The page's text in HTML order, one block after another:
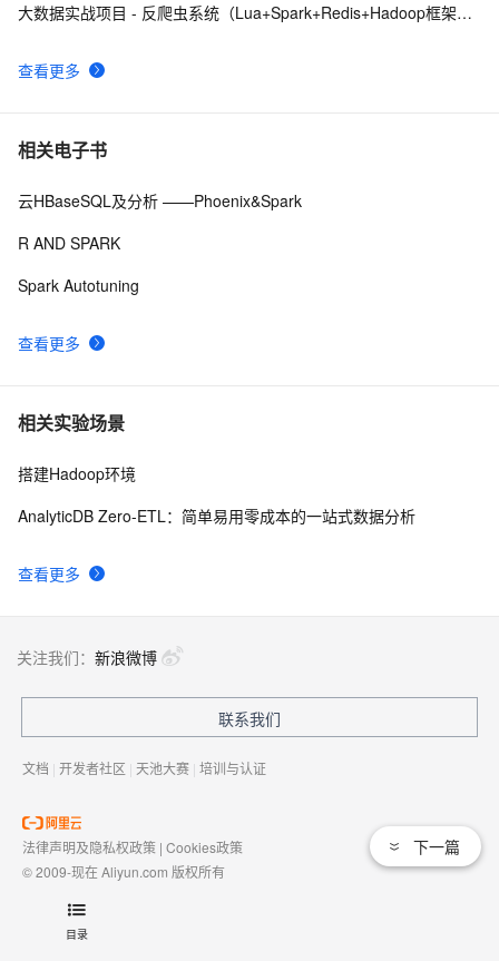
目录
查看更多
大数据实战项目 - 反爬虫系统（Lua+Spark+Redis+Hadoop框架搭建）第七阶段
相关电子书
查看更多
云HBaseSQL及分析 ——Phoenix&Spark
R AND SPARK
Spark Autotuning
相关实验场景
查看更多
搭建Hadoop环境
AnalyticDB Zero-ETL：简单易用零成本的一站式数据分析
下一篇
关注我们： 新浪微博
联系我们
文档 | 开发者社区 | 天池大赛 | 培训与认证
法律声明及隐私权政策 | Cookies政策
© 2009-现在 Aliyun.com 版权所有
域名注册服务机构许可：